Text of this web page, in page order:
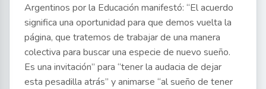
Argentinos por la Educación manifestó: “El acuerdo
significa una oportunidad para que demos vuelta la
página, que tratemos de trabajar de una manera
colectiva para buscar una especie de nuevo sueño.
Es una invitación” para “tener la audacia de dejar
esta pesadilla atrás” y animarse “al sueño de tener